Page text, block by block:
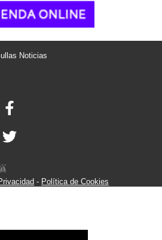
Noticias
- Política de Cookies